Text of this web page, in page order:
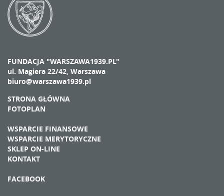
FUNDACJA "WARSZAWA1939.PL"
ul. Magiera 22/42, Warszawa
biuro@warszawa1939.pl
STRONA GŁÓWNA
FOTOPLAN
WSPARCIE FINANSOWE
WSPARCIE MERYTORYCZNE
SKLEP ON-LINE
KONTAKT
FACEBOOK